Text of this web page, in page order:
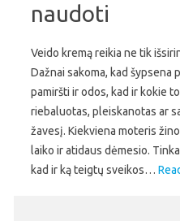
naudoti
Veido kremą reikia ne tik
Dažnai sakoma, kad šypsena
pamiršti ir odos, kad ir kokie
riebaluotas, pleiskanotas ar
žavesį. Kiekviena moteris
laiko ir atidaus dėmesio.
kad ir ką teigtų sveikos…